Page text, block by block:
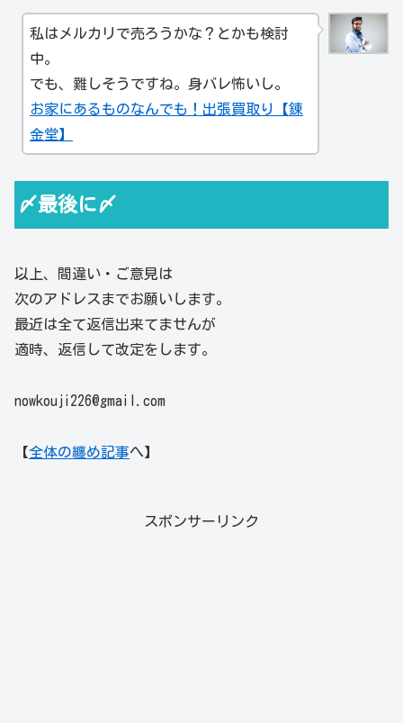
私はメルカリで売ろうかな？とかも検討
中。
でも、難しそうですね。身バレ怖いし。
お家にあるものなんでも！出張買取り【錬
金堂】
〆最後に〆
以上、間違い・ご意見は
次のアドレスまでお願いします。
最近は全て返信出来てませんが
適時、返信して改定をします。
nowkouji226@gmail.com
【全体の纏め記事へ】
スポンサーリンク